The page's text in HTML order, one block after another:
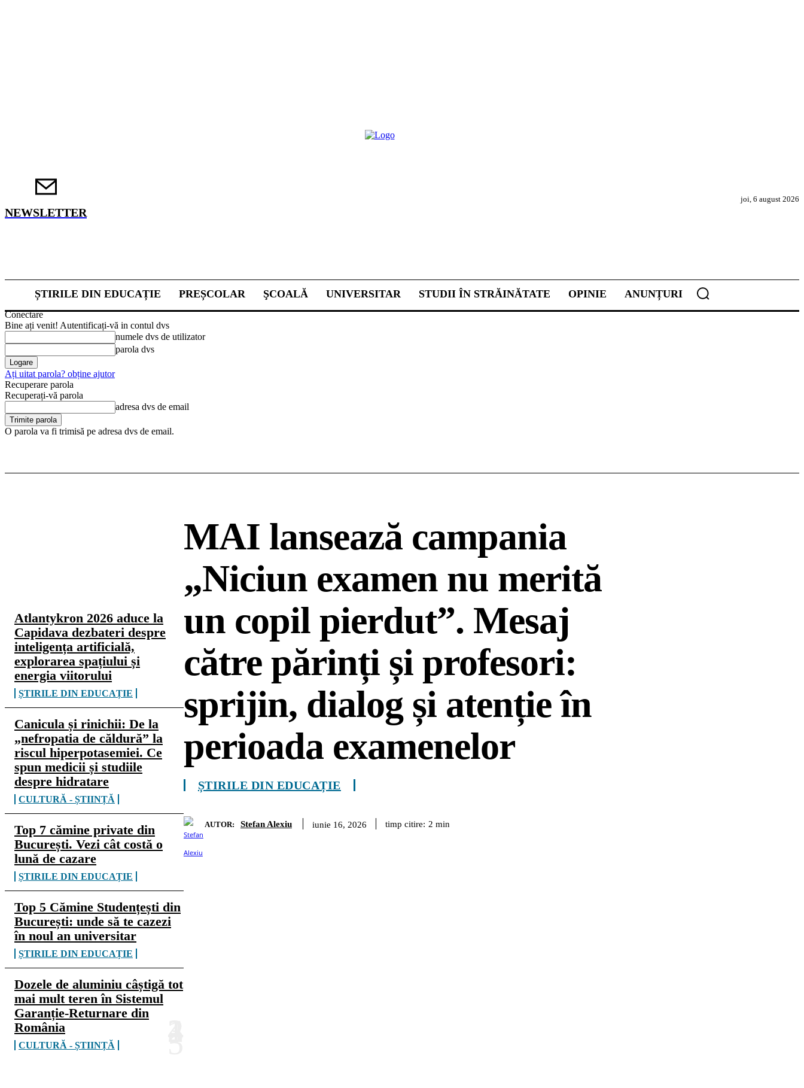
NEWSLETTER
joi, 6 august 2026
ȘTIRILE DIN EDUCAȚIE PREȘCOLAR ŞCOALĂ UNIVERSITAR STUDII ÎN STRĂINĂTATE OPINIE ANUNȚURI
Conectare
Bine ați venit! Autentificați-vă in contul dvs
numele dvs de utilizator
parola dvs
Ați uitat parola? obține ajutor
Recuperare parola
Recuperați-vă parola
adresa dvs de email
O parola va fi trimisă pe adresa dvs de email.
Atlantykron 2026 aduce la
Capidava dezbateri despre
inteligența artificială,
explorarea spațiului și
energia viitorului
ȘTIRILE DIN EDUCAȚIE
Canicula și rinichii: De la
„nefropatia de căldură” la
riscul hiperpotasemiei. Ce
spun medicii și studiile
despre hidratare
CULTURĂ - ȘTIINȚĂ
Top 7 cămine private din
București. Vezi cât costă o
lună de cazare
ȘTIRILE DIN EDUCAȚIE
Top 5 Cămine Studențești din
București: unde să te cazezi
în noul an universitar
ȘTIRILE DIN EDUCAȚIE
Dozele de aluminiu câștigă tot
mai mult teren în Sistemul
Garanție-Returnare din
România
CULTURĂ - ȘTIINȚĂ
MAI lansează campania
„Niciun examen nu merită
un copil pierdut”. Mesaj
către părinți și profesori:
sprijin, dialog și atenție în
perioada examenelor
ȘTIRILE DIN EDUCAȚIE
AUTOR: Stefan Alexiu iunie 16, 2026 timp citire: 2 min